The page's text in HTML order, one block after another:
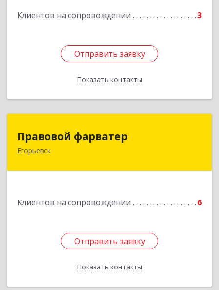
Клиентов на сопровождении 3
Отправить заявку
Показать контакты
Подробнее
Отправить заявку
Назад
Правовой фарватер
Егорьевск
Клиентов на сопровождении 6
Отправить заявку
Показать контакты
Отправить заявку
Назад